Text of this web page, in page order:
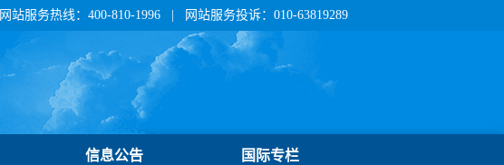
网站服务热线：400-810-1996 | 网站服务投诉：010-63819289
信息公告 国际专栏